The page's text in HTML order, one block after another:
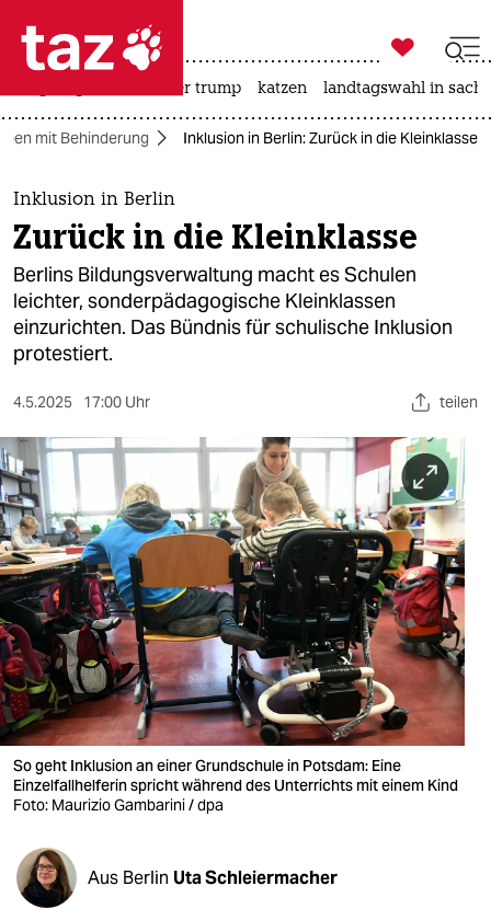
 taz zahl ich
taz zahl ich
themen
politik
öko
gesellschaft
kultur
sport
berlin
nord
wahrheit
verlag
verlag
veranstaltungen
shop
fragen & hilfe
unterstützen
abo

taz zahl ich
usa unter trump katzen landtagswahl in
mit Behinderung Inklusion in Berlin: Zurück in die Kleinklasse
Inklusion in Berlin
Zurück in die Kleinklasse
Berlins Bildungsverwaltung macht es Schulen
leichter, sonderpädagogische Kleinklassen
einzurichten. Das Bündnis für schulische Inklusion
protestiert.
4.5.2025 17:00 Uhr teilen
So geht Inklusion an einer Grundschule in Potsdam: Eine
Einzelfallhelferin spricht während des Unterrichts mit einem Kind
Foto: Maurizio Gambarini / dpa
Aus Berlin Uta Schleiermacher